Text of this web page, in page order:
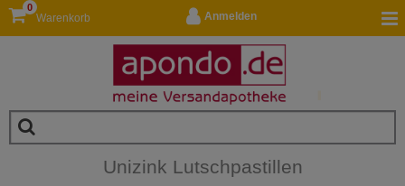
Anmelden
Warenkorb
0
Unizink Lutschpastillen